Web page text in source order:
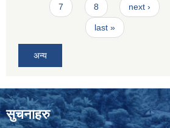
7 8 next ›
last »
अन्य
सुचनाहरु